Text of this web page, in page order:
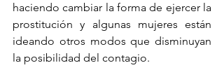
haciendo cambiar la forma de ejercer la
prostitución y algunas mujeres están
ideando otros modos que disminuyan
la posibilidad del contagio.